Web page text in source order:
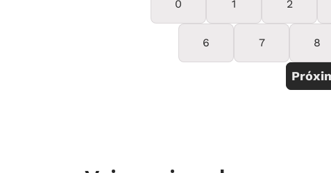
Educação Especial: Educação Infantil e
Fundamental; professor de Educação
1º ao 5º Ano do Ensino Fundamental;